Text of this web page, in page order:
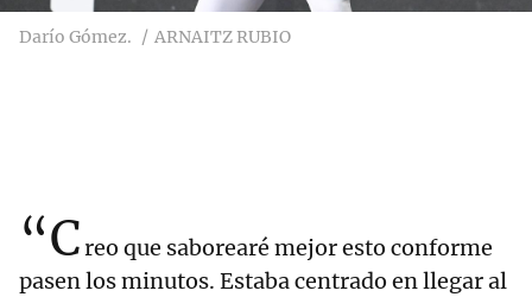
Darío Gómez. ARNAITZ RUBIO
“Creo que saborearé mejor esto conforme
pasen los minutos. Estaba centrado en llegar al